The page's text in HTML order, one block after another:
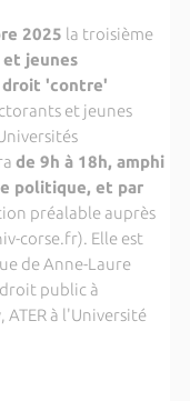
2025 la troisième
jeunes
droit 'contre'
et jeunes
de 9h à 18h, amphi
politique, et par
préalable auprès
corse.fr). Elle est
de Anne-Laure
public à
à l'Université